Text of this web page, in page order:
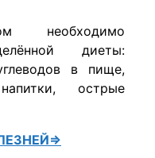
необходимо
диеты:
в пище,
острые